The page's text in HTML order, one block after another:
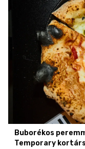
Buborékos
Temporary